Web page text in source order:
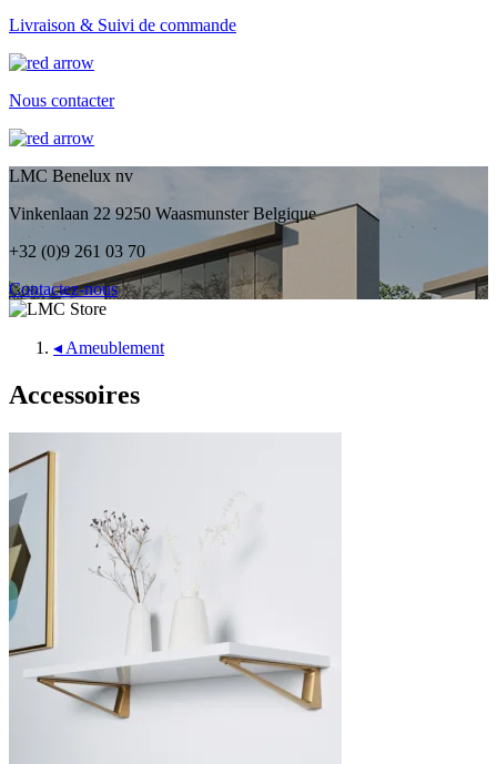
Livraison & Suivi de commande
Nous contacter
LMC Benelux nv
Vinkenlaan 22 9250 Waasmunster Belgique
+32 (0)9 261 03 70
Contactez-nous
◂ Ameublement
Accessoires